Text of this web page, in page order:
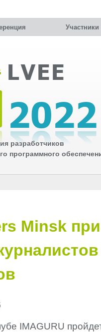
Участники
разработчиков
программного
Minsk
IMAGURU